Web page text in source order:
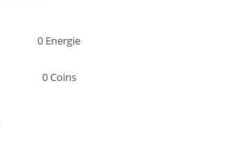
0 Energie
0Coins